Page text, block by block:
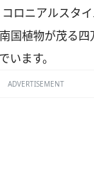
ロニアルスタ
国植物が茂る四
います。
ADVERTISEMENT